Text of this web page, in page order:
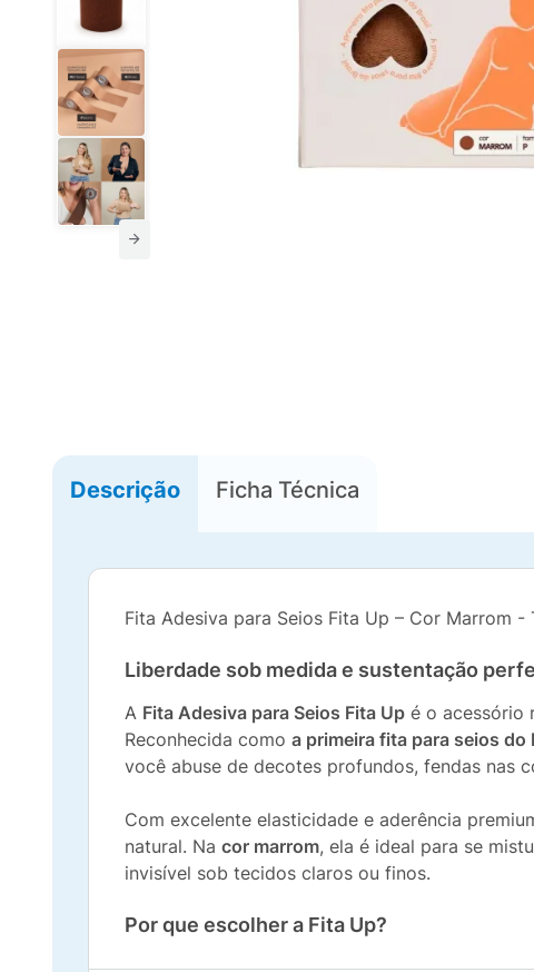
Descrição Ficha Técnica
Fita Adesiva para Seios Fita Up – Cor Marrom -
Liberdade sob medida e sustentação
A Fita Adesiva para Seios Fita Up é o acessório
Reconhecida como a primeira fita para seios do
você abuse de decotes profundos, fendas nas
Com excelente elasticidade e aderência
natural. Na cor marrom, ela é ideal para se
invisível sob tecidos claros ou finos.
Por que escolher a Fita Up?